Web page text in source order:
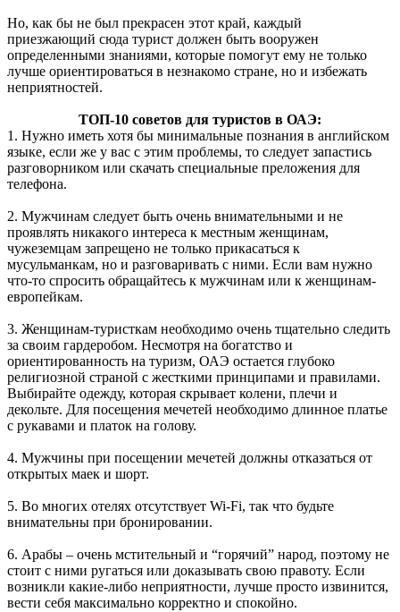
Но, как бы не был прекрасен этот край, каждый
приезжающий сюда турист должен быть вооружен
определенными знаниями, которые помогут ему не только
лучше ориентироваться в незнакомо стране, но и избежать
неприятностей.
ТОП-10 советов для туристов в ОАЭ:
1. Нужно иметь хотя бы минимальные познания в английском
языке, если же у вас с этим проблемы, то следует запастись
разговорником или скачать специальные преложения для
телефона.
2. Мужчинам следует быть очень внимательными и не
проявлять никакого интереса к местным женщинам,
чужеземцам запрещено не только прикасаться к
мусульманкам, но и разговаривать с ними. Если вам нужно
что-то спросить обращайтесь к мужчинам или к женщинам-
европейкам.
3. Женщинам-туристкам необходимо очень тщательно следить
за своим гардеробом. Несмотря на богатство и
ориентированность на туризм, ОАЭ остается глубоко
религиозной страной с жесткими принципами и правилами.
Выбирайте одежду, которая скрывает колени, плечи и
декольте. Для посещения мечетей необходимо длинное платье
с рукавами и платок на голову.
4. Мужчины при посещении мечетей должны отказаться от
открытых маек и шорт.
5. Во многих отелях отсутствует Wi-Fi, так что будьте
внимательны при бронировании.
6. Арабы – очень мстительный и “горячий” народ, поэтому не
стоит с ними ругаться или доказывать свою правоту. Если
возникли какие-либо неприятности, лучше просто извинится,
вести себя максимально корректно и спокойно.